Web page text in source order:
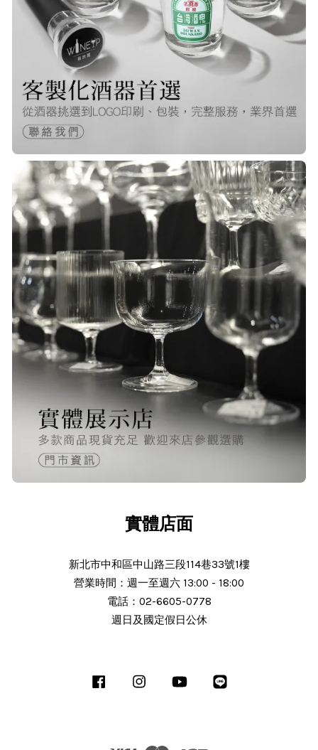
Q***
22/Nov/2025 12:40 pm
很快就收到商品了，出貨速度非常的
快，非常棒的賣家 質感又耐看,細膩
包裝得很小心 CP值很高！！推薦購入
23/Nov/2025 08:00 am
品質非常好！手摸的觸感就很明顯感
覺質感
O***
24/Nov/2025 02:15 pm
出貨迅速＆價格實在的好店家～已經
說商品 細心解說 商品完整 使用中 後
實體店面
新北市中和區中山路三段114巷33號1樓
營業時間：週一至週六 13:00 - 18:00
電話：02-6605-0778
週日及國定假日公休
Facebook InstagramYouTube